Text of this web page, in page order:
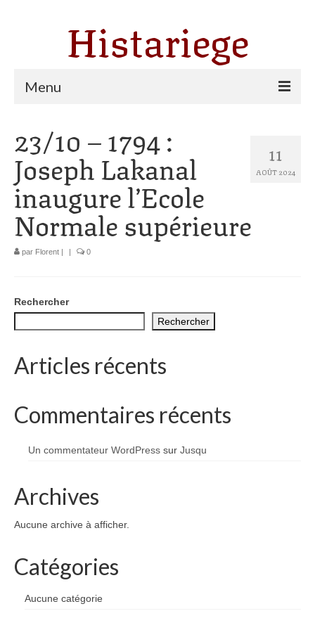
Histariege
Menu
Thèmes
Agriculture, forêt et pastoralisme
Pastoralisme
Cartulaire de Saint Sernin
Dates ariégeoises
1002 à 1298
1302 à 1499
1595 à 1693
1901 à 1948
1950 à 2006
Diocèses et évêques
11
AOÛT 2024
23/10 – 1794 :
Joseph Lakanal
inaugure l’Ecole
Normale supérieure
par Florent | | 0
Rechercher
Rechercher
Articles récents
Commentaires récents
Un commentateur WordPress sur Jusqu
Archives
Aucune archive à afficher.
Catégories
Aucune catégorie